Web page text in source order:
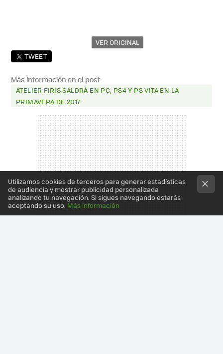
VER ORIGINAL
TWEET
Más información en el post
ATELIER FIRIS SALDRÁ EN PC, PS4 Y PS VITA EN LA
PRIMAVERA DE 2017
Utilizamos cookies de terceros para generar estadísticas
de audiencia y mostrar publicidad personalizada
analizando tu navegación. Si sigues navegando estarás
aceptando su uso. Más información